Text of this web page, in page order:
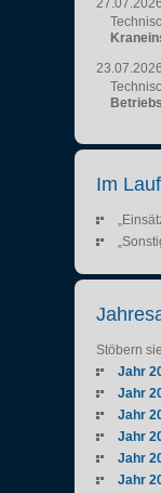
27.07.2026
23.07.2026
Im
Stöbern
Jahr
Jahr
Jahr
Jahr
Jahr
Jahr